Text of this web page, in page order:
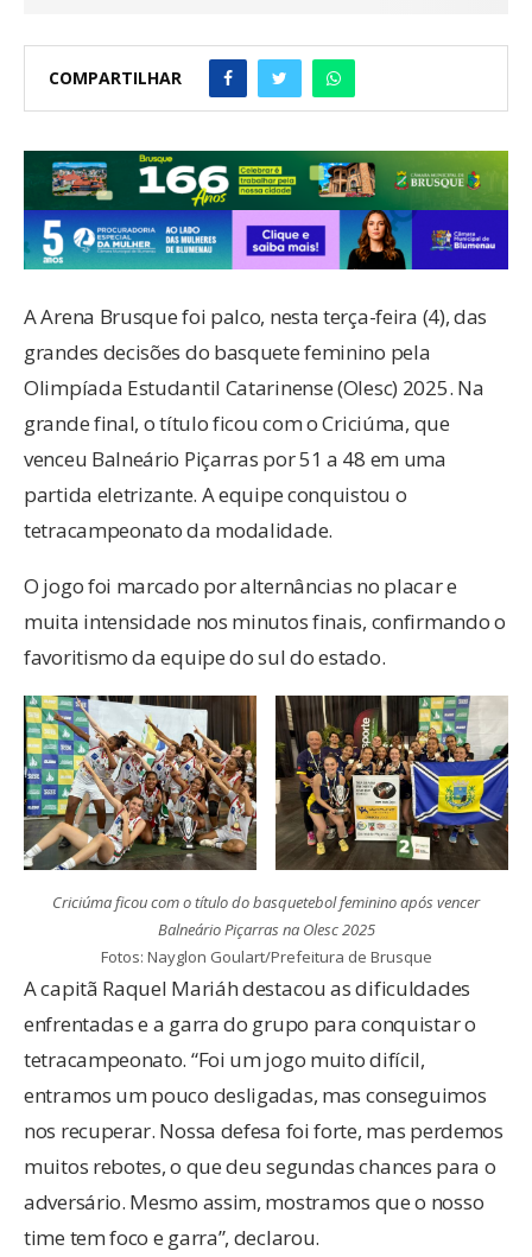
COMPARTILHAR
A Arena Brusque foi palco, nesta terça-feira (4), das
grandes decisões do basquete feminino pela
Olimpíada Estudantil Catarinense (Olesc) 2025. Na
grande final, o título ficou com o Criciúma, que
venceu Balneário Piçarras por 51 a 48 em uma
partida eletrizante. A equipe conquistou o
tetracampeonato da modalidade.
O jogo foi marcado por alternâncias no placar e
muita intensidade nos minutos finais, confirmando o
favoritismo da equipe do sul do estado.
Criciúma ficou com o título do basquetebol feminino após vencer
Balneário Piçarras na Olesc 2025
Fotos: Nayglon Goulart/Prefeitura de Brusque
A capitã Raquel Mariáh destacou as dificuldades
enfrentadas e a garra do grupo para conquistar o
tetracampeonato. “Foi um jogo muito difícil,
entramos um pouco desligadas, mas conseguimos
nos recuperar. Nossa defesa foi forte, mas perdemos
muitos rebotes, o que deu segundas chances para o
adversário. Mesmo assim, mostramos que o nosso
time tem foco e garra”, declarou.